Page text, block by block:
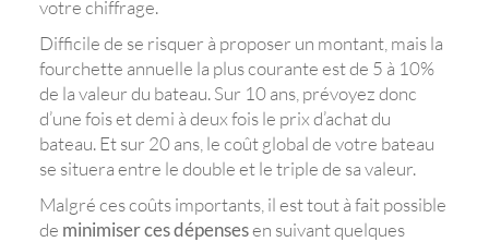
votre chiffrage.
Difficile de se risquer à proposer un montant, mais la
fourchette annuelle la plus courante est de 5 à 10%
de la valeur du bateau. Sur 10 ans, prévoyez donc
d’une fois et demi à deux fois le prix d’achat du
bateau. Et sur 20 ans, le coût global de votre bateau
se situera entre le double et le triple de sa valeur.
Malgré ces coûts importants, il est tout à fait possible
de minimiser ces dépensesen suivant quelques